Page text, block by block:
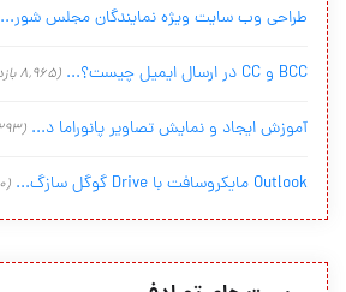
طراحی وب سایت ویژه نمایندگان مجلس شور...
BCC و CC در ارسال ایمیل چیست؟... (8,965 بازدید)
آموزش ایجاد و نمایش تصاویر پانوراما د... (8,293 بازدید)
Outlook مایکروسافت با Drive گوگل سازگ... (7,260 بازدید)